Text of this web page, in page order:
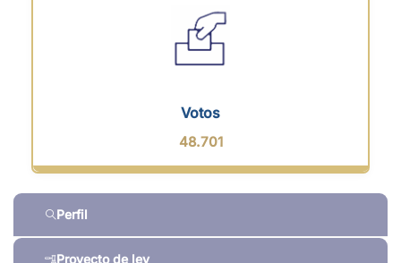
Perfil
Proyecto de ley
Votos
48.701